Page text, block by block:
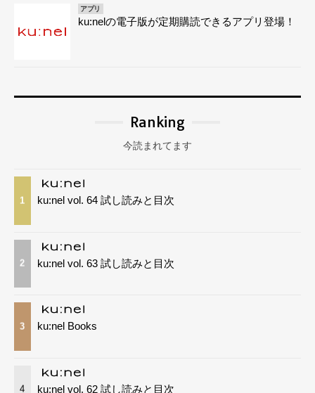
アプリ
ku:nelの電子版が定期購読できるアプリ登場！
Ranking
今読まれてます
1 ku:nel vol. 64 試し読みと目次
2 ku:nel vol. 63 試し読みと目次
3 ku:nel Books
4 ku:nel vol. 62 試し読みと目次